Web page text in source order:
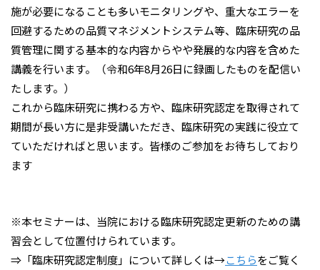
施が必要になることも多いモニタリングや、重大なエラーを
回避するための品質マネジメントシステム等、臨床研究の品
質管理に関する基本的な内容からやや発展的な内容を含めた
講義を行います。（令和6年8月26日に録画したものを配信い
たします。）
これから臨床研究に携わる方や、臨床研究認定を取得されて
期間が長い方に是非受講いただき、臨床研究の実践に役立て
ていただければと思います。皆様のご参加をお待ちしており
ます
※本セミナーは、当院における臨床研究認定更新のための講
習会として位置付けられています。
⇒「臨床研究認定制度」について詳しくは→こちらをご覧く